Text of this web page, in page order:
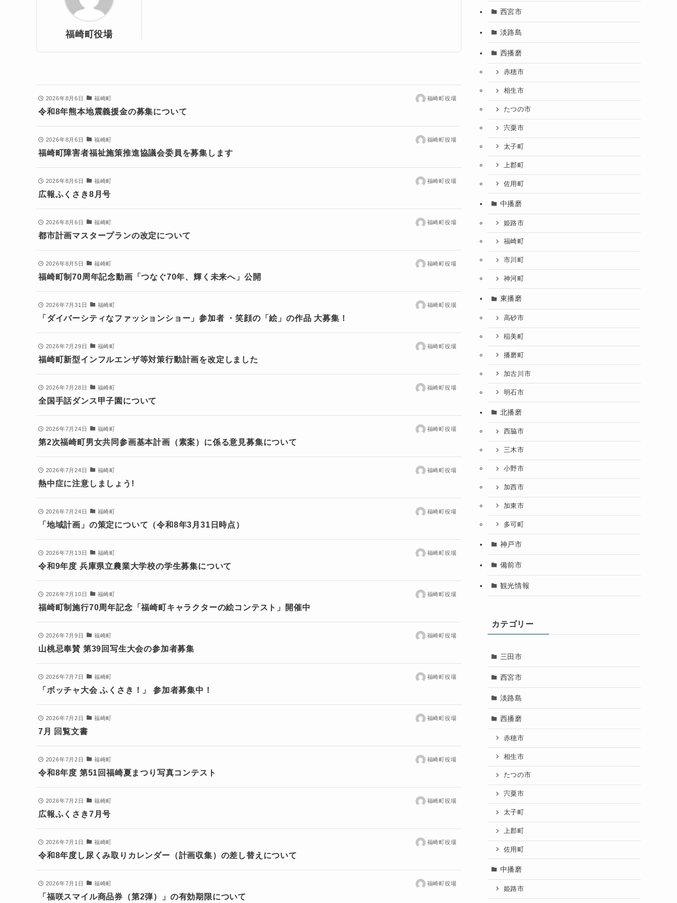
福崎町役場
2026年8月6日 福崎町 福崎町役場
令和8年熊本地震義援金の募集について
2026年8月6日 福崎町 福崎町役場
福崎町障害者福祉施策推進協議会委員を募集します
2026年8月6日 福崎町 福崎町役場
広報ふくさき8月号
2026年8月6日 福崎町 福崎町役場
都市計画マスタープランの改定について
2026年8月5日 福崎町 福崎町役場
福崎町制70周年記念動画「つなぐ70年、輝く未来へ」公開
2026年7月31日 福崎町 福崎町役場
「ダイバーシティなファッションショー」参加者 ・笑顔の「絵」の作品 大募集！
2026年7月29日 福崎町 福崎町役場
福崎町新型インフルエンザ等対策行動計画を改定しました
2026年7月28日 福崎町 福崎町役場
全国手話ダンス甲子園について
2026年7月24日 福崎町 福崎町役場
第2次福崎町男女共同参画基本計画（素案）に係る意見募集について
2026年7月24日 福崎町 福崎町役場
熱中症に注意しましょう!
2026年7月24日 福崎町 福崎町役場
「地域計画」の策定について（令和8年3月31日時点）
2026年7月13日 福崎町 福崎町役場
令和9年度 兵庫県立農業大学校の学生募集について
2026年7月10日 福崎町 福崎町役場
福崎町制施行70周年記念「福崎町キャラクターの絵コンテスト」開催中
2026年7月9日 福崎町 福崎町役場
山桃忌奉賛 第39回写生大会の参加者募集
2026年7月7日 福崎町 福崎町役場
「ボッチャ大会 ふくさき！」 参加者募集中！
2026年7月2日 福崎町 福崎町役場
7月 回覧文書
2026年7月2日 福崎町 福崎町役場
令和8年度 第51回福崎夏まつり写真コンテスト
2026年7月2日 福崎町 福崎町役場
広報ふくさき7月号
2026年7月1日 福崎町 福崎町役場
令和8年度し尿くみ取りカレンダー（計画収集）の差し替えについて
2026年7月1日 福崎町 福崎町役場
「福咲スマイル商品券（第2弾）」の有効期限について
西宮市
淡路島
西播磨
赤穂市
相生市
たつの市
宍粟市
太子町
上郡町
佐用町
中播磨
姫路市
福崎町
市川町
神河町
東播磨
高砂市
稲美町
播磨町
加古川市
明石市
北播磨
西脇市
三木市
小野市
加西市
加東市
多可町
神戸市
備前市
観光情報
カテゴリー
三田市
西宮市
淡路島
西播磨
赤穂市
相生市
たつの市
宍粟市
太子町
上郡町
佐用町
中播磨
姫路市